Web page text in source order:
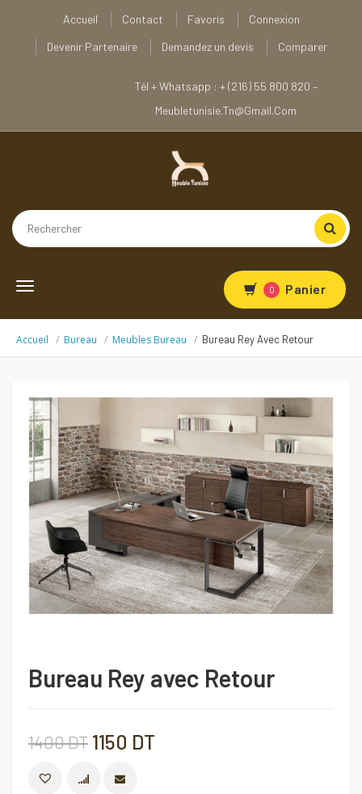
Accueil Contact Favoris
Connexion
Devenir Partenaire
Demandez un devis Comparer
Tél + Whatsapp : + (216) 55 800 820 –
Meubletunisie.tn@gmail.com
Toggle
0 Panier
Accueil Bureau Meubles Bureau Bureau Rey Avec Retour
Bureau Rey avec Retour
1400DT Le
prix
1150 DT
COMPARER